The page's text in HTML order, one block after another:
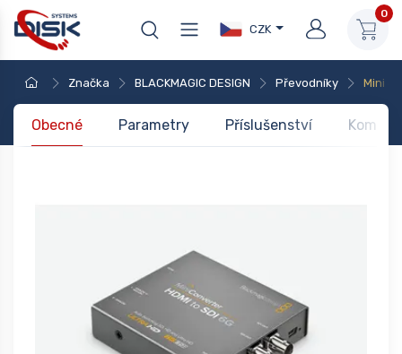
CZK
0
Značka BLACKMAGIC DESIGN Převodníky Mini 4K
Obecné Parametry Příslušenství